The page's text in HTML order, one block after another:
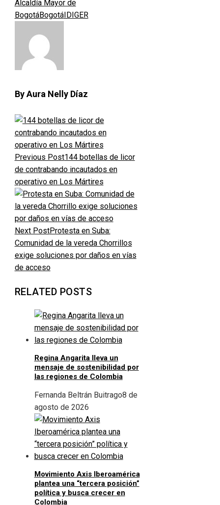
Alcaldía Mayor de
BogotáBogotáIDIGER
By Aura Nelly Díaz
Previous Post144 botellas de licor
de contrabando incautados en
operativo en Los Mártires
Next PostProtesta en Suba:
Comunidad de la vereda Chorrillos
exige soluciones por daños en vías
de acceso
RELATED POSTS
Regina Angarita lleva un
mensaje de sostenibilidad por
las regiones de Colombia
Fernanda Beltrán Buitrago8 de
agosto de 2026
Movimiento Axis Iberoamérica
plantea una “tercera posición”
política y busca crecer en
Colombia